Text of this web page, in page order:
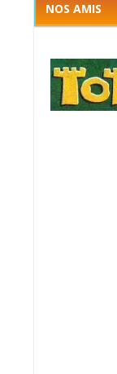
NOS AMIS